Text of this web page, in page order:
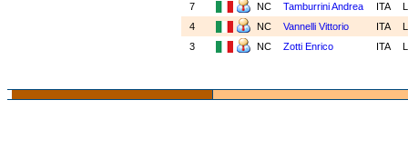
7
NC Tamburrini Andrea ITA
4
NC Vannelli Vittorio ITA
3
NC Zotti Enrico ITA